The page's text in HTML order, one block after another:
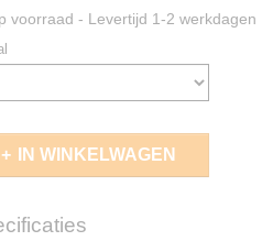
voorraad - Levertijd 1-2 werkdagen
IN WINKELWAGEN